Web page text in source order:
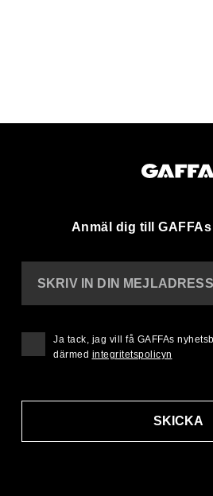
Anmäl dig till
SKRIV IN DIN MEJLADRESS
SKICKA
Ja tack, jag vill få GAFFAs
därmed integritetspolicyn